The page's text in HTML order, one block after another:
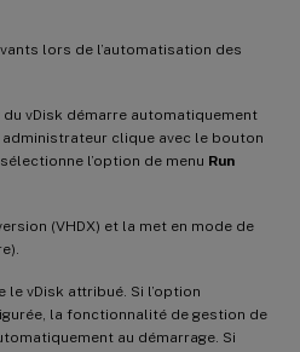
lors de l’automatisation des
vDisk démarre automatiquement
clique avec le bouton
l’option de menu Run
(VHDX) et la met en mode de
le vDisk attribué. Si l’option
la fonctionnalité de gestion de
au démarrage. Si